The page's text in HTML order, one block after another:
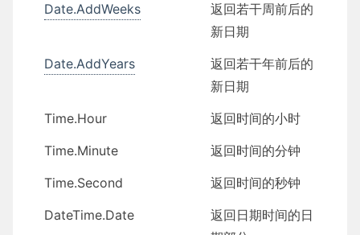
Date.AddWeeks
返回若干周前后的
新日期
Date.AddYears
返回若干年前后的
新日期
Time.Hour
返回时间的小时
Time.Minute
返回时间的分钟
Time.Second
返回时间的秒钟
DateTime.Date
返回日期时间的日